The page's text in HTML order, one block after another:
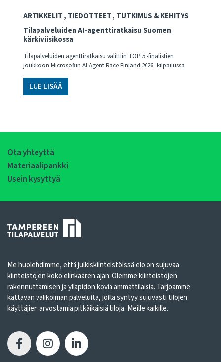
ARTIKKELIT TIEDOTTEET TUTKIMUS & KEHITYS
Tilapalveluiden AI-agenttiratkaisu Suomen
kärkiviisikossa
Tilapalveluiden agenttiratkaisu valittiin TOP 5 -finalistien
joukkoon Microsoftin AI Agent Race Finland 2026 -kilpailussa.
LUE LISÄÄ
Ota yhteyttä
Materiaalipankki
Usein kysyttyä
Me huolehdimme, että julkiskiinteistöissä elo on sujuvaa
kiinteistöjen koko elinkaaren ajan. Olemme kiinteistöjen
rakennuttamisen ja ylläpidon kovia ammattilaisia. Tarjoamme
kattavan valikoiman palveluita, joilla syntyy sujuvasti tilojen
käyttäjien arvostamia pitkäikäisiä tiloja. Meille kaikille.